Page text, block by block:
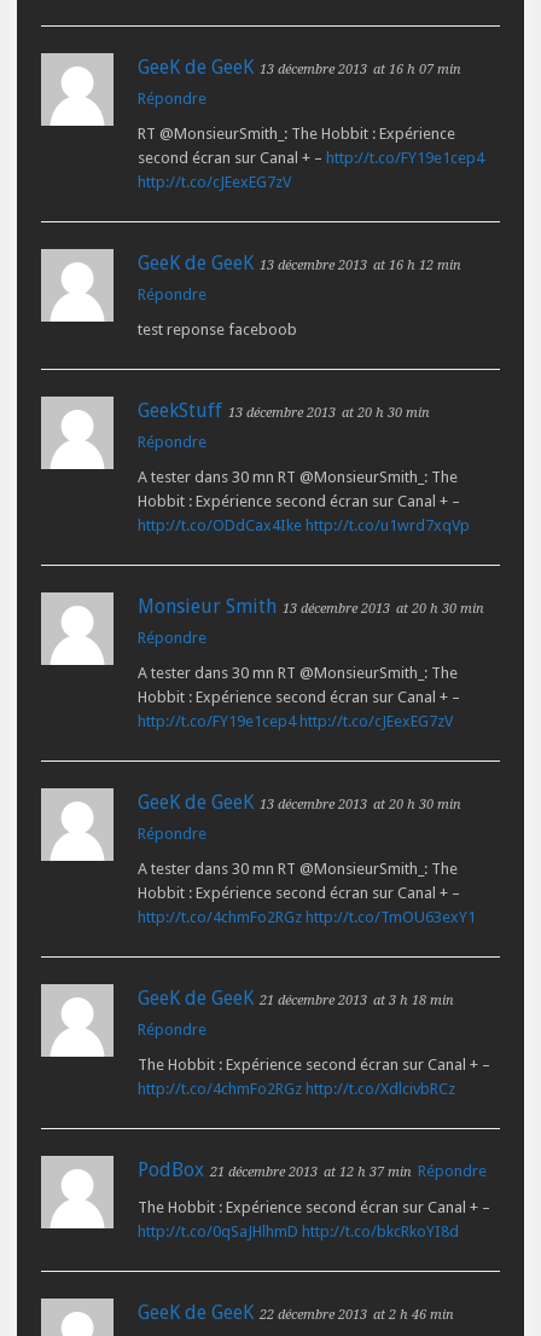
GeeK de GeeK 13 décembre 2013 at 16 h 07 min
Répondre
RT @MonsieurSmith_: The Hobbit : Expérience
second écran sur Canal + – http://t.co/FY19e1cep4
http://t.co/cJEexEG7zV
GeeK de GeeK 13 décembre 2013 at 16 h 12 min
Répondre
test reponse faceboob
GeekStuff 13 décembre 2013 at 20 h 30 min
Répondre
A tester dans 30 mn RT @MonsieurSmith_: The
Hobbit : Expérience second écran sur Canal + –
http://t.co/ODdCax4Ike http://t.co/u1wrd7xqVp
Monsieur Smith 13 décembre 2013 at 20 h 30 min
Répondre
A tester dans 30 mn RT @MonsieurSmith_: The
Hobbit : Expérience second écran sur Canal + –
http://t.co/FY19e1cep4 http://t.co/cJEexEG7zV
GeeK de GeeK 13 décembre 2013 at 20 h 30 min
Répondre
A tester dans 30 mn RT @MonsieurSmith_: The
Hobbit : Expérience second écran sur Canal + –
http://t.co/4chmFo2RGz http://t.co/TmOU63exY1
GeeK de GeeK 21 décembre 2013 at 3 h 18 min
Répondre
The Hobbit : Expérience second écran sur Canal + –
http://t.co/4chmFo2RGz http://t.co/XdlcivbRCz
PodBox 21 décembre 2013 at 12 h 37 min Répondre
The Hobbit : Expérience second écran sur Canal + –
http://t.co/0qSaJHlhmD http://t.co/bkcRkoYI8d
GeeK de GeeK 22 décembre 2013 at 2 h 46 min